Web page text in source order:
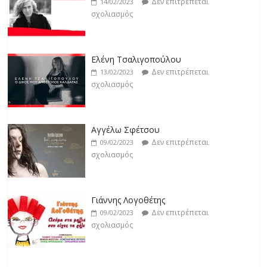
19/02/2023
Δεν επιτρέπεται
σχολιασμός
σχολιασμός
Ελένη Τσαλιγοπούλου
13/02/2023
Δεν επιτρέπεται
σχολιασμός
Αγγέλω Σφέτσου
09/02/2023
Δεν επιτρέπεται
σχολιασμός
Γιάννης Λογοθέτης
09/02/2023
Δεν επιτρέπεται
σχολιασμός